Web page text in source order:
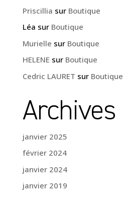
Priscillia sur Boutique
Léa sur Boutique
Murielle sur Boutique
HELENE sur Boutique
Cedric LAURET sur Boutique
Archives
janvier 2025
février 2024
janvier 2024
janvier 2019